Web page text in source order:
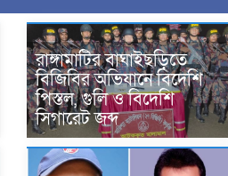
রাঙ্গামাটির বাঘাইছড়িতে
বিজিবির অভিযানে বিদেশি
পিস্তল, গুলি ও বিদেশি
সিগারেট জব্দ